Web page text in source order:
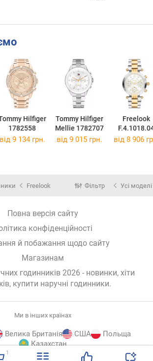
1
Hilfiger
1782558
Tommy Hilfiger
Mellie 1782707
Freelook
від 9 134 грн. від 9 015 грн. від 8 906
Freelook Фільтр Усі моделі
Повна версія сайту
конфіденційності
й побажання щодо сайту
Магазинам
годинників 2026 - новинки, хіти
купити наручні годинники.
Ми в інших країнах
Велика Британія США
Польща
Казахстан